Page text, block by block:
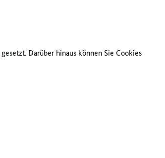
Darüber hinaus können Sie Cookies